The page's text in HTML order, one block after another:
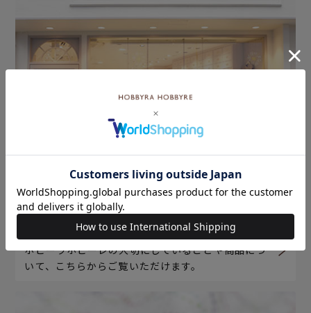
ホビーラホビーレについて
ホビーラホビーレの大切にしていることや商品につ
いて、こちらからご覧いただけます。